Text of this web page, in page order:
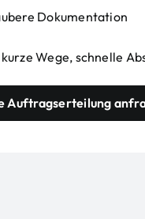
Dokumentation
Wege, schnelle
Auftragserteilung